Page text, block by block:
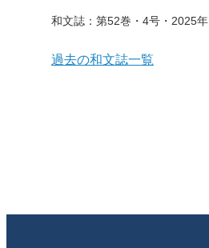
和文誌：第52巻・4号・2025年
過去の和文誌一覧